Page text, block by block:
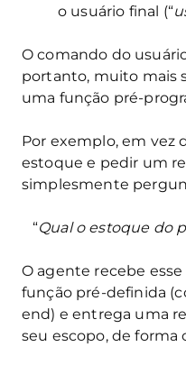
o usuário final (“
O comando do
portanto, muito mais
uma função pré-
Por exemplo, em vez
estoque e pedir um
simplesmente
“Qual o estoque do
O agente recebe
função pré-definida
end) e entrega uma
seu escopo, de forma